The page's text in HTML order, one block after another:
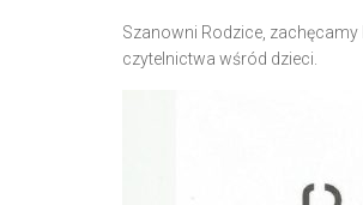
Szanowni Rodzice, zachęcamy
czytelnictwa wśród dzieci.